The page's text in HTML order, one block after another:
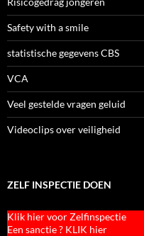
Safety with a smile
statistische gegevens CBS
VCA
Veel gestelde vragen geluid
Videoclips over veiligheid
ZELF INSPECTIE DOEN
Klik hier voor Zelfinspectie
Een sanctie ? KLIK hier